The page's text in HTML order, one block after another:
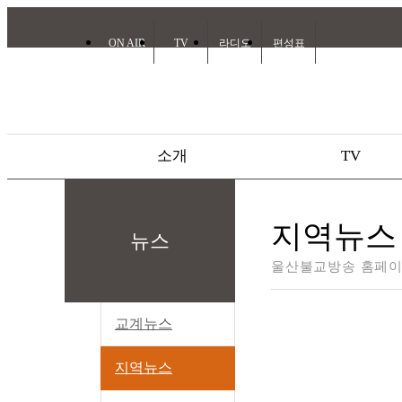
ON AIR TV 라디오 편성표
소개 TV
뉴스
교계뉴스
지역뉴스
지역뉴스
울산불교방송 홈페